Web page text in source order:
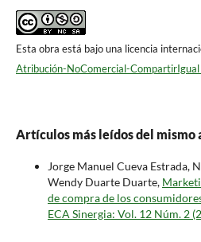
Esta obra está bajo una licencia
Atribución-NoComercial-
Artículos más leídos del mismo
Jorge Manuel Cueva Estrada,
Wendy Duarte Duarte,
de compra de los
ECA Sinergia: Vol. 12 Núm. 2